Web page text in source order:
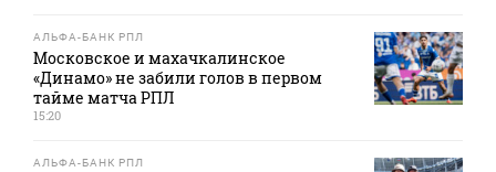
АЛЬФА-БАНК РПЛ
Московское и махачкалинское
«Динамо» не забили голов в первом
тайме матча РПЛ
15:20
АЛЬФА-БАНК РПЛ